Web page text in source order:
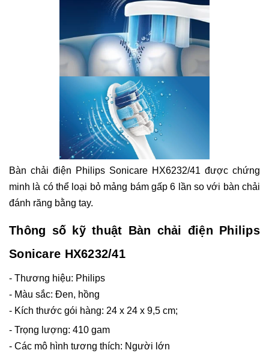
Bàn chải điện Philips Sonicare HX6232/41 được chứng
minh là có thể loại bỏ mảng bám gấp 6 lần so với bàn chải
đánh răng bằng tay.
Thông số kỹ thuật Bàn chải điện Philips
Sonicare HX6232/41
- Thương hiệu: Philips
- Màu sắc: Đen, hồng
- Kích thước gói hàng: 24 x 24 x 9,5 cm;
- Trọng lượng: 410 gam
- Các mô hình tương thích: Người lớn